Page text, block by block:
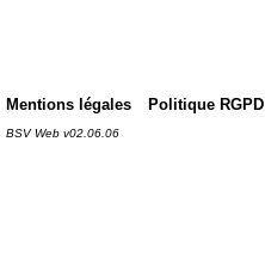
Mentions légales Politique RGPD
BSV Web v02.06.06